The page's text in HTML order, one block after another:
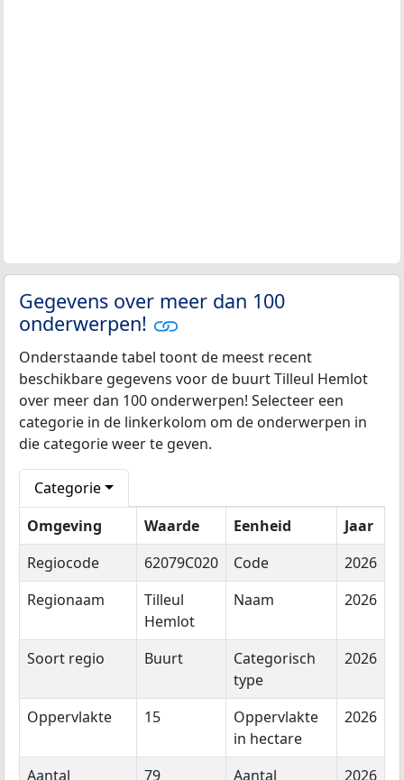
Gegevens over meer dan 100
onderwerpen!
Onderstaande tabel toont de meest recent
beschikbare gegevens voor de buurt Tilleul Hemlot
over meer dan 100 onderwerpen! Selecteer een
categorie in de linkerkolom om de onderwerpen in
die categorie weer te geven.
Categorie
Omgeving
Waarde Eenheid
Jaar
Regiocode
62079C020 Code
2026
Regionaam
Tilleul
Hemlot
Naam 2026
Soort regio Buurt
Categorisch
type
2026
Oppervlakte 15
Oppervlakte
in hectare
2026
Aantal 79 Aantal 2026